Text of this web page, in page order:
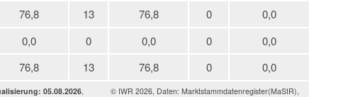
76,8 13 76,8 0
0,0
0,0 0 0,0 0 0,0
76,8 13 76,8 0 0,0
05.08.2026
© IWR 2026, Daten: Marktstammdatenregister(MaStR),